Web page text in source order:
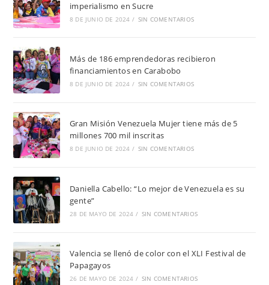
imperialismo en Sucre
8 DE JUNIO DE 2024 / SIN COMENTARIOS
Más de 186 emprendedoras recibieron
financiamientos en Carabobo
8 DE JUNIO DE 2024 / SIN COMENTARIOS
Gran Misión Venezuela Mujer tiene más de 5
millones 700 mil inscritas
8 DE JUNIO DE 2024 / SIN COMENTARIOS
Daniella Cabello: “Lo mejor de Venezuela es su
gente”
28 DE MAYO DE 2024 / SIN COMENTARIOS
Valencia se llenó de color con el XLI Festival de
Papagayos
26 DE MAYO DE 2024 / SIN COMENTARIOS